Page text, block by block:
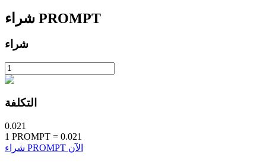
احصل على أرباح طويلة الأجل وفوائد مرنة
شراء PROMPT
شراء
التكلفة
0.021
1 PROMPT = 0.021
شراء PROMPT الآن